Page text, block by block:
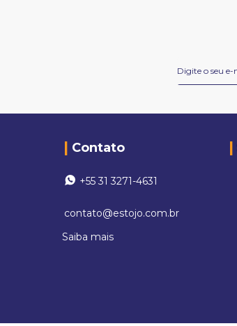
Contato
+55 31 3271-4631
contato@estojo.com.br
Saiba mais